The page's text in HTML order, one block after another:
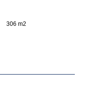
306 m2